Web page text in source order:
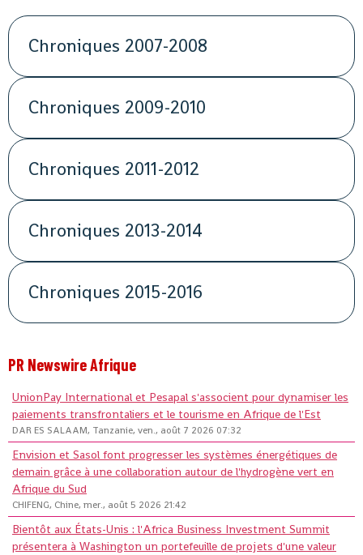
Chroniques 2007-2008
Chroniques 2009-2010
Chroniques 2011-2012
Chroniques 2013-2014
Chroniques 2015-2016
PR Newswire Afrique
UnionPay International et Pesapal s'associent pour dynamiser les
paiements transfrontaliers et le tourisme en Afrique de l'Est
DAR ES SALAAM, Tanzanie, ven., août 7 2026 07:32
Envision et Sasol font progresser les systèmes énergétiques de
demain grâce à une collaboration autour de l'hydrogène vert en
Afrique du Sud
CHIFENG, Chine, mer., août 5 2026 21:42
Bientôt aux États-Unis : l'Africa Business Investment Summit
présentera à Washington un portefeuille de projets d'une valeur